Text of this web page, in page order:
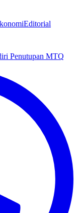
Editorial
Penutupan MTQ